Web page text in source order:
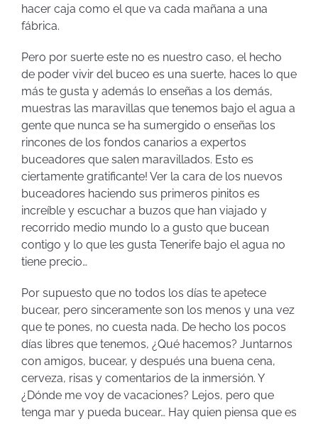
hacer caja como el que va cada mañana a una
fábrica.
Pero por suerte este no es nuestro caso, el hecho
de poder vivir del buceo es una suerte, haces lo que
más te gusta y además lo enseñas a los demás,
muestras las maravillas que tenemos bajo el agua a
gente que nunca se ha sumergido o enseñas los
rincones de los fondos canarios a expertos
buceadores que salen maravillados. Esto es
ciertamente gratificante! Ver la cara de los nuevos
buceadores haciendo sus primeros pinitos es
increíble y escuchar a buzos que han viajado y
recorrido medio mundo lo a gusto que bucean
contigo y lo que les gusta Tenerife bajo el agua no
tiene precio…
Por supuesto que no todos los días te apetece
bucear, pero sinceramente son los menos y una vez
que te pones, no cuesta nada. De hecho los pocos
días libres que tenemos, ¿Qué hacemos? Juntarnos
con amigos, bucear, y después una buena cena,
cerveza, risas y comentarios de la inmersión. Y
¿Dónde me voy de vacaciones? Lejos, pero que
tenga mar y pueda bucear… Hay quien piensa que es